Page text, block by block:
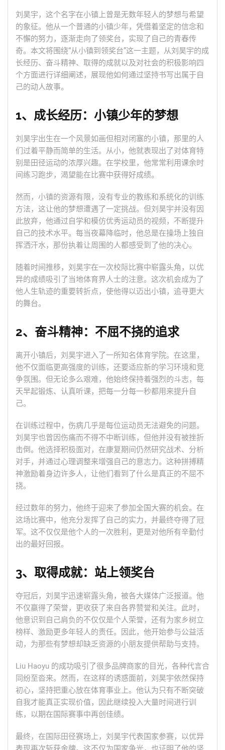
刘昊宇，这个名字在小镇上曾是无数年轻人的梦想与希望
的象征。他从一个普通的小镇少年，凭借着坚定的信念和
不懈的努力，逐渐走向了领奖台，实现了自己的青春传
奇。本文将围绕“从小镇到领奖台”这一主题，从刘昊宇的成
长经历、奋斗精神、取得的成就以及对社会的积极影响四
个方面进行详细阐述，展现他如何通过坚持书写出属于自
己的动人故事。
1、成长经历：小镇少年的梦想
刘昊宇出生在一个风景如画但相对闭塞的小镇，那里的人
们过着平静而简单的生活。从小，他就表现出了对体育特
别是田径运动的浓厚兴趣。在学校里，他常常利用课余时
间练习跑步，渴望能在比赛中获得好成绩。
然而，小镇的资源有限，没有专业的教练和系统化的训练
方法，这让他的梦想遭遇了一定挑战。但刘昊宇并没有因
此放弃，他通过自学和模仿优秀运动员的视频，不断提升
自己的技术水平。每当夜幕降临时，他总是在操场上独自
挥洒汗水，那份执着让周围的人都感受到了他的决心。
随着时间推移，刘昊宇在一次校际比赛中崭露头角，以优
异的成绩吸引了当地体育界人士的注意。这次机会成为了
他人生轨迹的重要转折点，使他得以迈出小镇，追寻更大
的舞台。
2、奋斗精神：不屈不挠的追求
离开小镇后，刘昊宇进入了一所知名体育学院。在这里，
他不仅面临更高强度的训练，还要适应新的学习环境和竞
争氛围。但无论多么艰难，他始终保持着强烈的斗志，每
天早起锻炼、认真听课，把每一分每一秒都用来提升自
己。
在训练过程中，伤病几乎是每位运动员无法避免的问题。
刘昊宇也曾因伤痛而不得不中断训练，但他并没有被挫折
击倒。他选择积极面对，在康复期间仍然研究战术、分析
对手，并通过心理调整来增强自己的意志力。这种拼搏精
神激励着身边许多人，让他们看到了什么是真正的不屈不
挠。
经过数年的努力，他终于迎来了参加全国大赛的机会。在
这场比赛中，他充分发挥了自己的实力，并最终夺得了冠
军。这不仅仅是他个人的一次胜利，更是对他所有辛勤付
出的最好回报。
3、取得成就：站上领奖台
夺冠后，刘昊宇迅速崭露头角，被各大媒体广泛报道。他
不仅赢得了荣誉，更收获了来自各界赞誉和关注。此时，
他意识到自己肩负的不仅仅是个人荣誉，还有为家乡树立
榜样、激励更多年轻人的责任。因此，他开始参与公益活
动，为那些有梦想却缺乏资源的小朋友提供帮助与支持。
Liu Haoyu 的成功吸引了很多品牌商家的目光，各种代言合
同纷至沓来。然而，在这样的诱惑面前，刘昊宇依然保持
初心，坚持把重心放在体育事业上。他认为只有不断突破
自我才能真正实现价值，因此继续投入大量时间进行训
练，以期在国际赛事中再创佳绩。
最终，在国际田径赛场上，刘昊宇代表国家参赛，以优异